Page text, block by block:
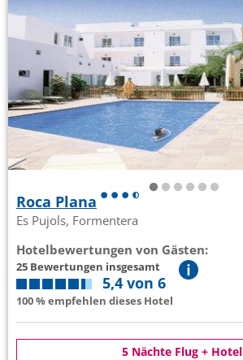
Roca Plana
Es Pujols, Formentera
Hotelbewertungen von Gästen:
25 Bewertungen insgesamt
5,4 von 6
100 % empfehlen dieses Hotel
5 Nächte Flug + Hotel